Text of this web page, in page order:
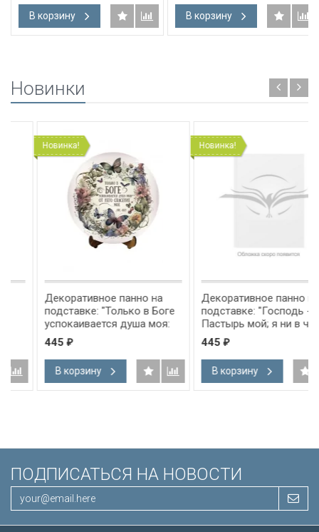
В корзину В корзину
Новинки
Новинка!
Декоративное панно на
подставке: "Только в Боге
успокаивается душа моя:
от Него спасение мое" Пс
₽
В корзину
Новинка!
Декоративное панно на
подставке: "Господь -
Пастырь мой; я ни в чем не
буду нуждаться" Пс 22:1
₽
В корзину
ПОДПИСАТЬСЯ НА НОВОСТИ